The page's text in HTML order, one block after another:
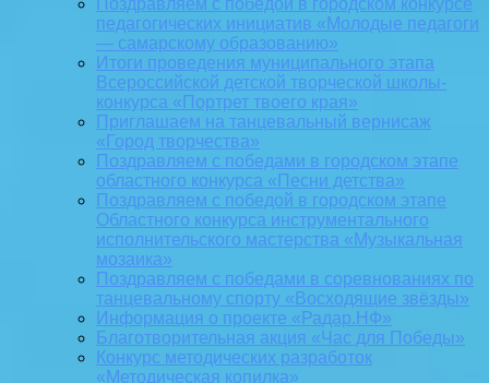
педагогических инициатив «Молодые педагоги
— самарскому образованию»
Итоги проведения муниципального этапа
Всероссийской детской творческой школы-
конкурса «Портрет твоего края»
Приглашаем на танцевальный вернисаж
«Город творчества»
Поздравляем с победами в городском этапе
областного конкурса «Песни детства»
Поздравляем с победой в городском этапе
Областного конкурса инструментального
исполнительского мастерства «Музыкальная
мозаика»
Поздравляем с победами в соревнованиях по
танцевальному спорту «Восходящие звёзды»
Информация о проекте «Радар.НФ»
Благотворительная акция «Час для Победы»
Конкурс методических разработок
«Методическая копилка»